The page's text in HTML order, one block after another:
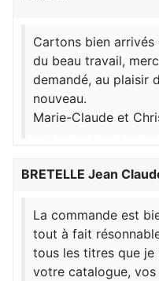
Cartons bien
du beau travail,
demandé, au plaisir
nouveau.
Marie-Claude et
BRETELLE Jean
La commande est
tout à fait
tous les titres que je
votre catalogue,